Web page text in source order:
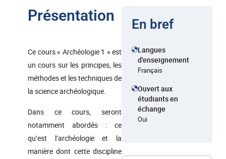
Présentation
Ce cours « Archéologie 1 » est
un cours sur les principes, les
méthodes et les techniques de
la science archéologique.
Dans ce cours, seront
notamment abordés : ce
qu’est l’archéologie et la
manière dont cette discipline
En bref
Langues
d'enseignement
Français
Ouvert aux
étudiants en
échange
Oui